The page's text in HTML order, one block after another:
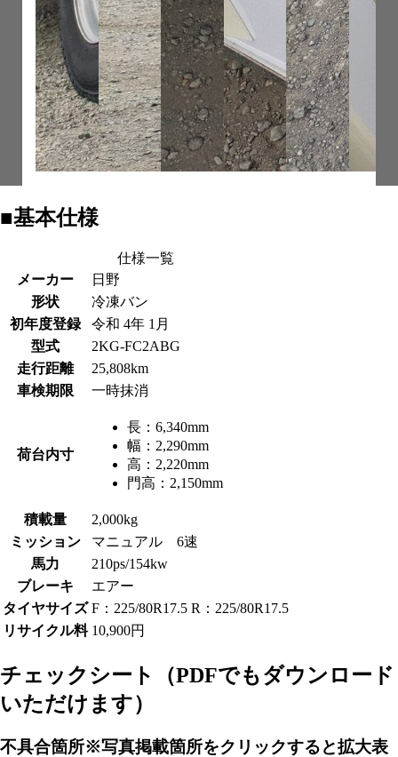
■基本仕様
仕様一覧
メーカー
日野
形状
冷凍バン
初年度登録
令和 4年 1月
型式
2KG-FC2ABG
走行距離
25,808km
車検期限
一時抹消
荷台内寸
長： 6,340mm
幅： 2,290mm
高： 2,220mm
門高： 2,150mm
積載量
2,000kg
ミッション
マニュアル 6速
馬力
210ps/154kw
ブレーキ
エアー
タイヤサイズ F：225/80R17.5 R：225/80R17.5
リサイクル料 10,900円
チェックシート
（PDFでもダウンロード
いただけます）
不具合箇所※写真掲載箇所をクリックすると拡大表